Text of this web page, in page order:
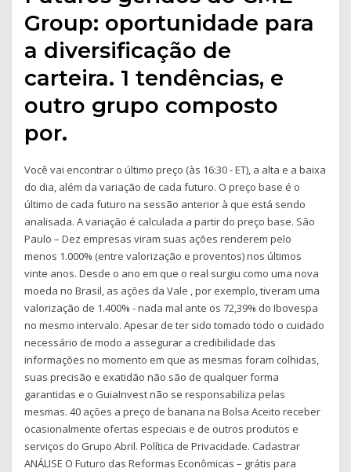
Group: oportunidade para
a diversificação de
carteira. 1 tendências, e
outro grupo composto
por.
Você vai encontrar o último preço (às 16:30 - ET), a alta e a baixa
do dia, além da variação de cada futuro. O preço base é o
último de cada futuro na sessão anterior à que está sendo
analisada. A variação é calculada a partir do preço base. São
Paulo – Dez empresas viram suas ações renderem pelo
menos 1.000% (entre valorização e proventos) nos últimos
vinte anos. Desde o ano em que o real surgiu como uma nova
moeda no Brasil, as ações da Vale , por exemplo, tiveram uma
valorização de 1.400% - nada mal ante os 72,39% do Ibovespa
no mesmo intervalo. Apesar de ter sido tomado todo o cuidado
necessário de modo a assegurar a credibilidade das
informações no momento em que as mesmas foram colhidas,
suas precisão e exatidão não são de qualquer forma
garantidas e o GuiaInvest não se responsabiliza pelas
mesmas. 40 ações a preço de banana na Bolsa Aceito receber
ocasionalmente ofertas especiais e de outros produtos e
serviços do Grupo Abril. Política de Privacidade. Cadastrar
ANÁLISE O Futuro das Reformas Econômicas – grátis para